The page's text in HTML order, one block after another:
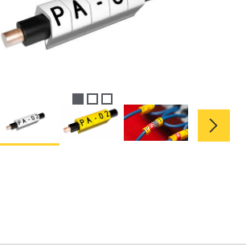
chevron_right